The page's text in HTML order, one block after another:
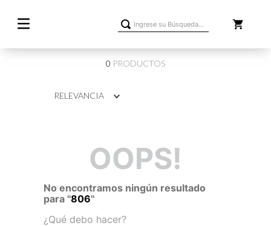
Ingrese su Búsqueda...
0 PRODUCTOS
RELEVANCIA
OOPS!
No encontramos ningún resultado
para "806"
¿Qué debo hacer?